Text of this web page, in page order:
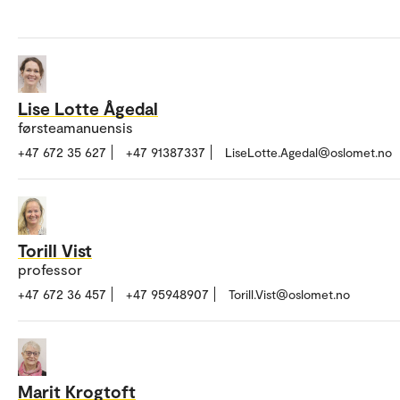
Lise Lotte Ågedal
førsteamanuensis
+47 672 35 627 +47 91387337 LiseLotte.Agedal@oslomet.no
Torill Vist
professor
+47 672 36 457 +47 95948907 Torill.Vist@oslomet.no
Marit Krogtoft